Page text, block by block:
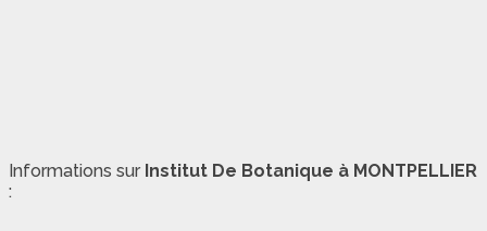
Informations sur Institut De Botanique à MONTPELLIER
: